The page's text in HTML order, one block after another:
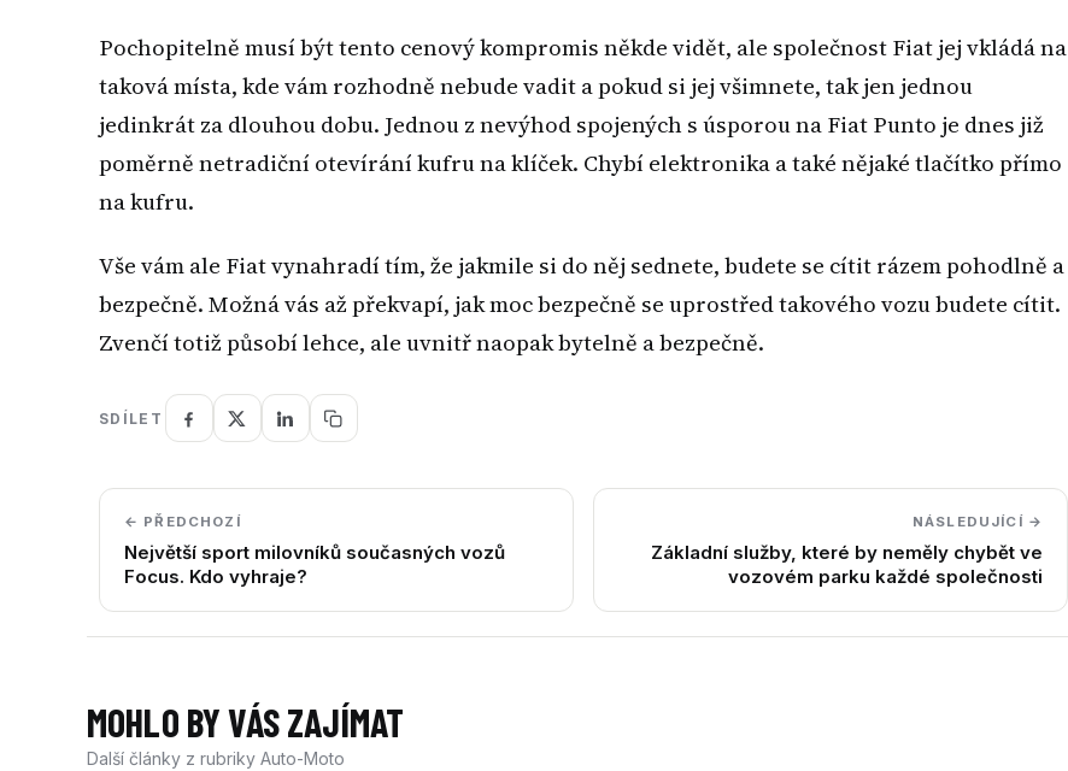
Pochopitelně musí být tento cenový kompromis někde vidět, ale společnost Fiat jej vkládá na
taková místa, kde vám rozhodně nebude vadit a pokud si jej všimnete, tak jen jednou
jedinkrát za dlouhou dobu. Jednou z nevýhod spojených s úsporou na Fiat Punto je dnes již
poměrně netradiční otevírání kufru na klíček. Chybí elektronika a také nějaké tlačítko přímo
na kufru.
Vše vám ale Fiat vynahradí tím, že jakmile si do něj sednete, budete se cítit rázem pohodlně a
bezpečně. Možná vás až překvapí, jak moc bezpečně se uprostřed takového vozu budete cítit.
Zvenčí totiž působí lehce, ale uvnitř naopak bytelně a bezpečně.
SDÍLET
← PŘEDCHOZÍ
Největší sport milovníků současných vozů
Focus. Kdo vyhraje?
NÁSLEDUJÍCÍ →
Základní služby, které by neměly chybět ve
vozovém parku každé společnosti
MOHLO BY VÁS ZAJÍMAT
Další články z rubriky Auto-Moto